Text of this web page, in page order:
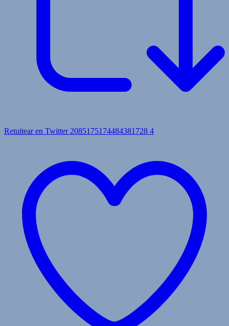
Retuitear en Twitter 2085175174484381728 4